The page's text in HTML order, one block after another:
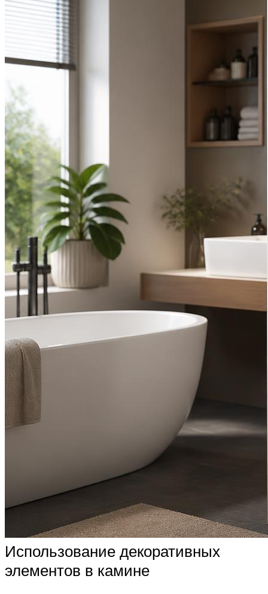
Использование декоративных
элементов в камине